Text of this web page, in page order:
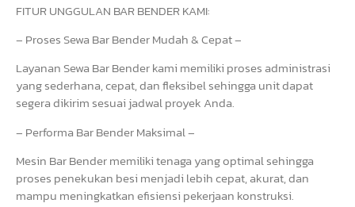
FITUR UNGGULAN BAR BENDER KAMI:
– Proses Sewa Bar Bender Mudah & Cepat –
Layanan Sewa Bar Bender kami memiliki proses administrasi
yang sederhana, cepat, dan fleksibel sehingga unit dapat
segera dikirim sesuai jadwal proyek Anda.
– Performa Bar Bender Maksimal –
Mesin Bar Bender memiliki tenaga yang optimal sehingga
proses penekukan besi menjadi lebih cepat, akurat, dan
mampu meningkatkan efisiensi pekerjaan konstruksi.